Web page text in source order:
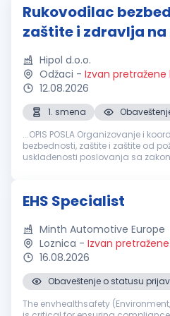
Rukovodilac
zaštite i zdravlja na
Hipol d.o.o.
Odžaci - Izvan pretražene
12.08.2026
1. smena
...OPIS POSLA Organizovanje i koordinacija aktivnosti iz oblasti
bezbednosti, zaštite i zaštite od
usklađenosti poslovanja sa
EHS Specialist
Minth Automotive Europe
Loznica - Izvan
16.08.2026
Obaveštenje o statusu
The envhealthsafety